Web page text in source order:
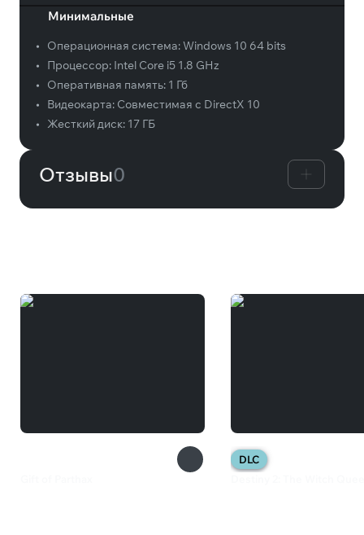
Минимальные
• Операционная система:Windows 10 64 bits
•
Процессор: Intel Core i5 1.8 GHz
•
Оперативная память: 1 Гб
•
Видеокарта: Совместимая с DirectX 10
•
Жесткий диск: 17 ГБ
Отзывы0
DLC